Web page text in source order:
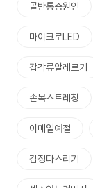
골반통증원인
마이크로LED
갑각류알레르기
손목스트레칭
이메일예절
감정다스리기